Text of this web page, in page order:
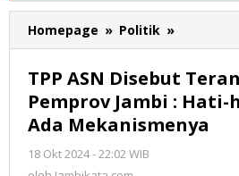
Homepage » Politik »
ASN
Tak
Cair,
TPP ASN Disebut
Pemprov Jambi :
Ada Mekanismenya
18 Okt 2024 - 22:02 WIB